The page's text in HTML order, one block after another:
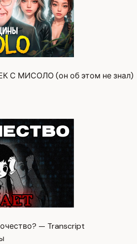
С МИСОЛО (он об этом не знал)
— Transcript